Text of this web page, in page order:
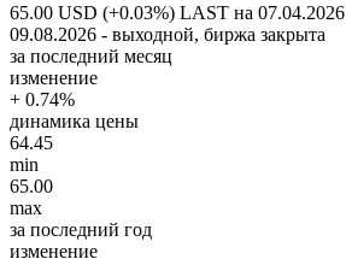
65.00 USD (+0.03%) LAST на 07.04.2026
09.08.2026 - выходной, биржа закрыта
за последний месяц
изменение
+ 0.74%
динамика цены
64.45
min
65.00
max
за последний год
изменение